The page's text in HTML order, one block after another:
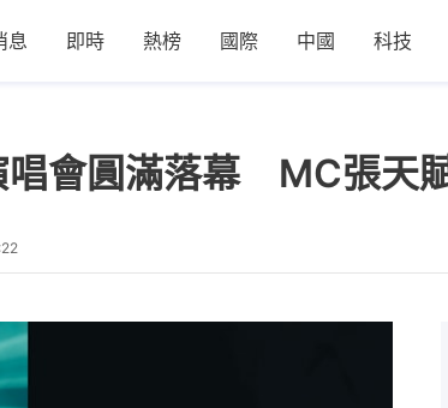
息 即時 熱榜 國際 中國 科技
會圓滿落幕 MC張天